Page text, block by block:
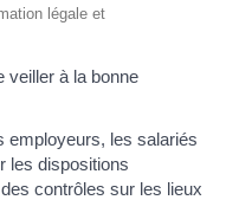
légale et
veiller à la bonne
employeurs, les salariés
les dispositions
contrôles sur les lieux